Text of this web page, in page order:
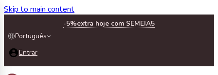
Skip to main content
-5%extra hoje com SEMEIA5
Português
Entrar